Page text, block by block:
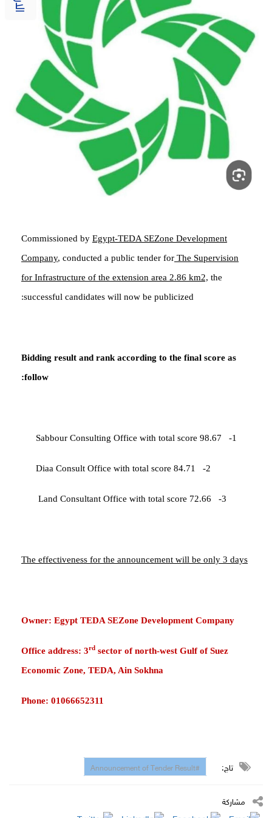
Commissioned by Egypt-TEDA SEZone Development
Company, conducted a public tender for The Supervision
for Infrastructure of the extension area 2.86 km2, the
successful candidates will now be publicized:
Bidding result and rank according to the final score as
follow:
1-
Sabbour Consulting Office with total score 98.67
2-
Diaa Consult Office with total score 84.71
3-
Land Consultant Office with total score 72.66
The effectiveness for the announcement will be only 3 days
Owner: Egypt TEDA SEZone Development Company
Office address: 3rd sector of north-west Gulf of Suez
Economic Zone, TEDA, Ain Sokhna
Phone: 01066652311
تاج: #Announcement of Tender Result
مشاركة